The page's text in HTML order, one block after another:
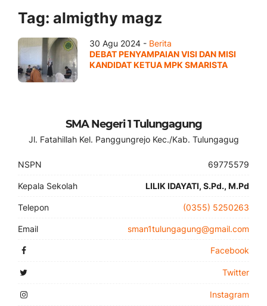
Tag: almigthy magz
30 Agu 2024 - Berita
DEBAT PENYAMPAIAN VISI DAN MISI
KANDIDAT KETUA MPK SMARISTA
SMA Negeri 1 Tulungagung
Jl. Fatahillah Kel. Panggungrejo Kec./Kab. Tulungagug
NSPN 69775579
Kepala Sekolah LILIK IDAYATI, S.Pd., M.Pd
Telepon (0355) 5250263
Email sman1tulungagung@gmail.com
Facebook
Twitter
Instagram